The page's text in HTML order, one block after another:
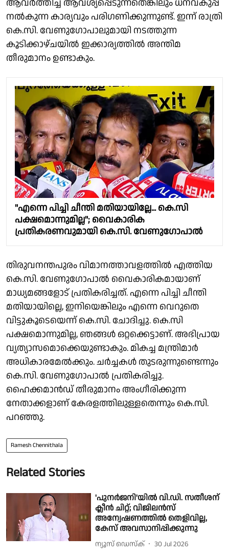
ആവർത്തിച്ച് ആവശ്യപ്പെടുന്നതെങ്കിലും ധനവകുപ്പ്
നൽകുന്ന കാര്യവും പരിഗണിക്കുന്നുണ്ട്. ഇന്ന് രാത്രി
കെ.സി. വേണുഗോപാലുമായി നടത്തുന്ന
കൂടിക്കാഴ്ചയിൽ ഇക്കാര്യത്തിൽ അന്തിമ
തീരുമാനം ഉണ്ടാകും.
"എന്നെ പിച്ചി ചീന്തി മതിയായില്ലേ... കെ.സി
പക്ഷമൊന്നുമില്ല"; വൈകാരിക
പ്രതികരണവുമായി കെ.സി. വേണുഗോപാൽ
തിരുവനന്തപുരം വിമാനത്താവളത്തിൽ എത്തിയ
കെ.സി. വേണുഗോപാൽ വൈകാരികമായാണ്
മാധ്യമങ്ങളോട് പ്രതികരിച്ചത്. എന്നെ പിച്ചി ചീന്തി
മതിയായില്ലെ, ഇനിയെങ്കിലും എന്നെ വെറുതെ
വിട്ടുകൂടെയെന്ന് കെ.സി. ചോദിച്ചു. കെ.സി
പക്ഷമൊന്നുമില്ല, ഞങ്ങൾ ഒറ്റക്കെട്ടാണ്. അഭിപ്രായ
വ്യത്യാസമൊക്കെയുണ്ടാകും. മികച്ച മന്ത്രിമാർ
അധികാരമേൽക്കും. ചർച്ചകൾ തുടരുന്നുണ്ടെന്നും
കെ.സി. വേണുഗോപാൽ പ്രതികരിച്ചു.
ഹൈക്കമാൻഡ് തീരുമാനം അംഗീരിക്കുന്ന
നേതാക്കളാണ് കേരളത്തിലുള്ളതെന്നും കെ.സി.
പറഞ്ഞു.
Ramesh Chennithala
Related Stories
'പുനർജനി'യില്‍ വി.ഡി. സതീശന്
ക്ലീന്‍ ചിറ്റ്; വിജിലൻസ്
അന്വേഷണത്തിൽ തെളിവില്ല,
കേസ് അവസാനിപ്പിക്കുന്നു
ന്യൂസ് ഡെസ്ക് 30 Jul 2026